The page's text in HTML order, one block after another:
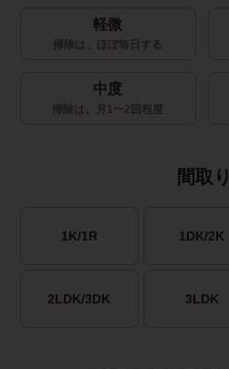
軽微
掃除は、ほぼ毎日する
中度
掃除は、月1〜2回程度
間取り
1K/1R 1DK/2K
2LDK/3DK 3LDK